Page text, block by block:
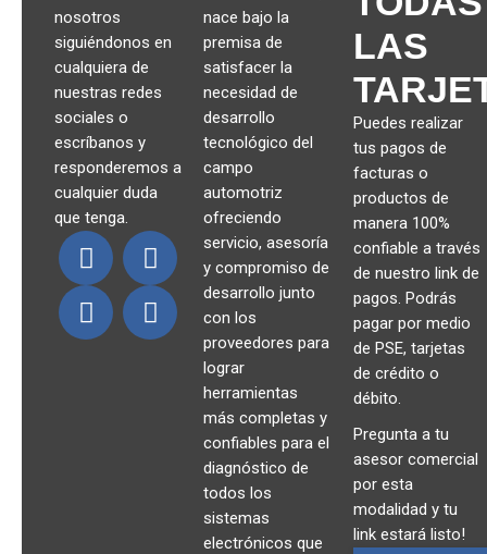
nosotros
siguiéndonos en
cualquiera de
nuestras redes
sociales o
escríbanos y
responderemos a
cualquier duda
que tenga.
nace bajo la
premisa de
satisfacer la
necesidad de
desarrollo
tecnológico del
campo
automotriz
ofreciendo
servicio, asesoría
y compromiso de
desarrollo junto
con los
proveedores para
lograr
herramientas
más completas y
confiables para el
diagnóstico de
todos los
sistemas
electrónicos que
LAS
Puedes realizar
tus pagos de
facturas o
productos de
manera 100%
confiable a través
de nuestro link de
pagos. Podrás
pagar por medio
de PSE, tarjetas
de crédito o
débito.
Pregunta a tu
asesor comercial
por esta
modalidad y tu
link estará listo!